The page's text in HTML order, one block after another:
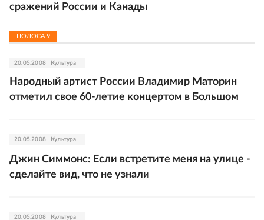
сражений России и Канады
ПОЛОСА 9
20.05.2008 Культура
Народный артист России Владимир Маторин
отметил свое 60-летие концертом в Большом
20.05.2008 Культура
Джин Симмонс: Если встретите меня на улице -
сделайте вид, что не узнали
20.05.2008 Культура